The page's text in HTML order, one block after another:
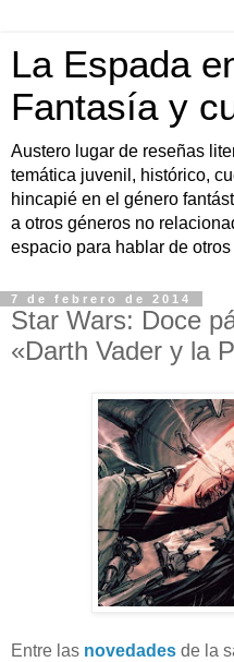
La Espada
Fantasía y
Austero lugar de reseñas
temática juvenil, histórico,
hincapié en el género
a otros géneros no
espacio para hablar de
7 de febrero de 2014
Star Wars: Doce
«Darth Vader y la
Entre las novedades de la